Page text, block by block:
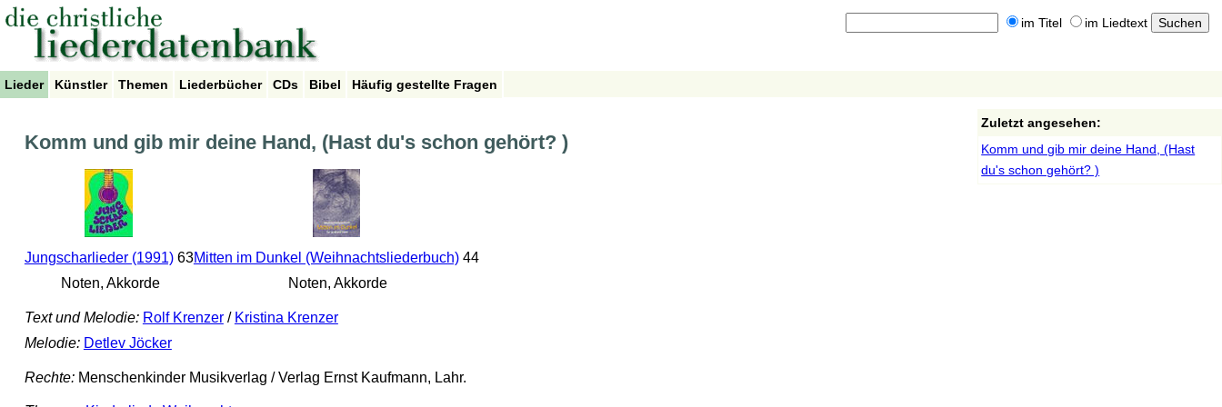
im Titel im Liedtext
Lieder Künstler Themen Liederbücher CDs Bibel Häufig gestellte Fragen
Komm und gib mir deine Hand, (Hast du's schon gehört? )
Jungscharlieder (1991)63
Noten, Akkorde
Mitten im Dunkel (Weihnachtsliederbuch)44
Noten, Akkorde
Text und Melodie: Rolf Krenzer/ Kristina Krenzer
Melodie: Detlev Jöcker
Rechte:Menschenkinder Musikverlag / Verlag Ernst Kaufmann, Lahr.
Zuletzt angesehen:
Komm und gib mir deine Hand, (Hast
du's schon gehört? )